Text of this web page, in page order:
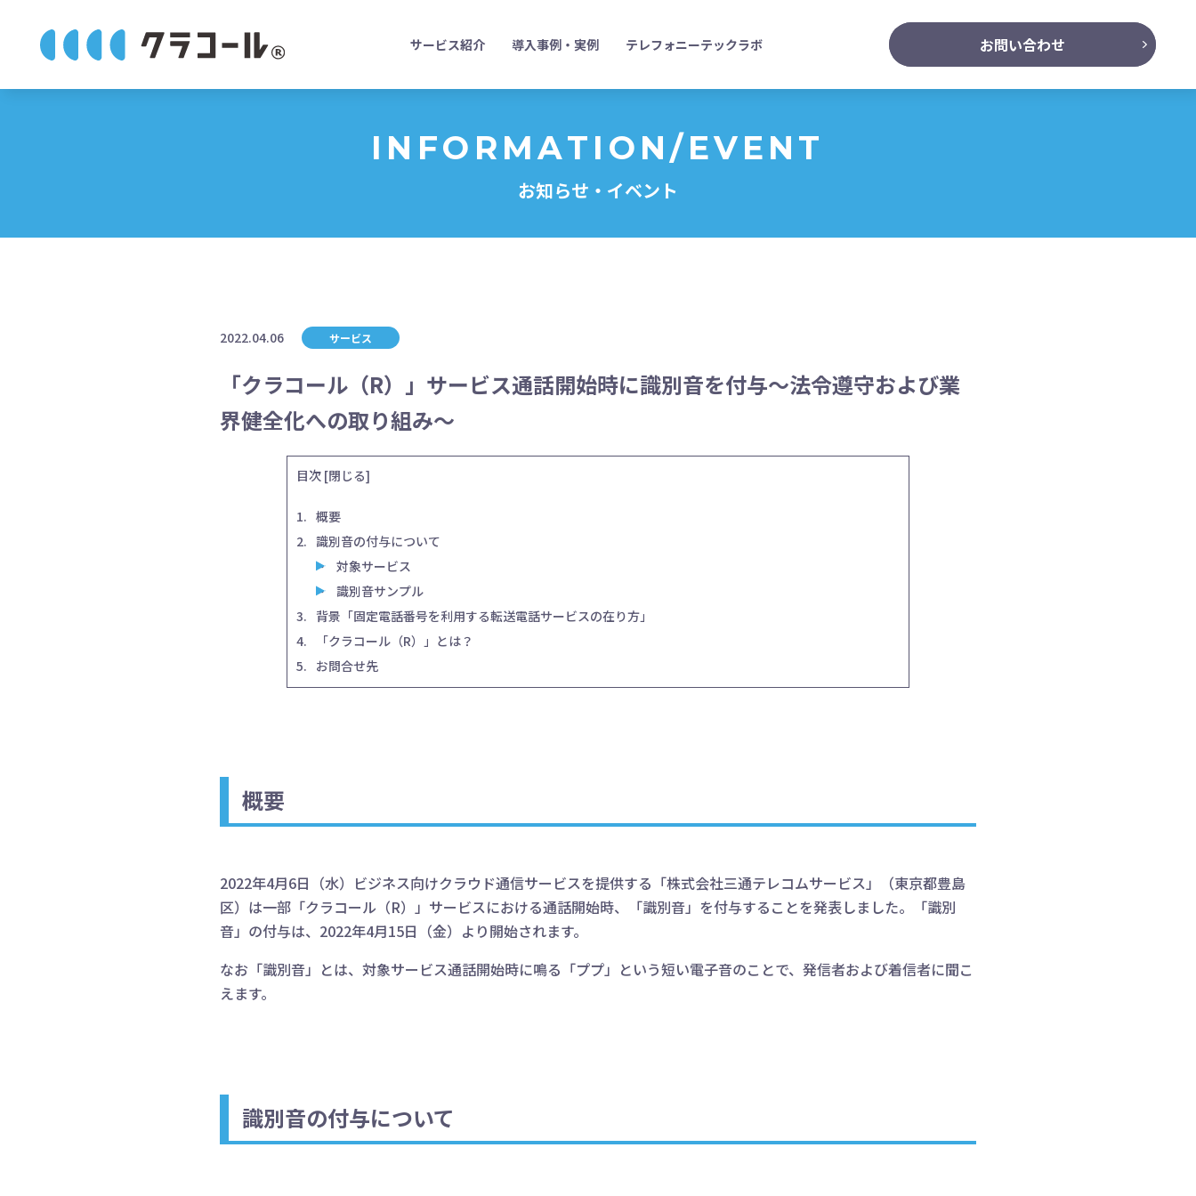
サービス紹介 導入事例・実例 テレフォニーテックラボ お問い合わせ
INFORMATION/EVENT
お知らせ・イベント
2022.04.06 サービス
「クラコール（R）」サービス通話開始時に識別音を付与～法令遵守および業
界健全化への取り組み～
目次 [閉じる]
概要
識別音の付与について
対象サービス
識別音サンプル
背景「固定電話番号を利用する転送電話サービスの在り方」
「クラコール（R）」とは？
お問合せ先
概要
2022年4月6日（水）ビジネス向けクラウド通信サービスを提供する「株式会社三通テレコムサービス」（東京都豊島
区）は一部「クラコール（R）」サービスにおける通話開始時、「識別音」を付与することを発表しました。「識別
音」の付与は、2022年4月15日（金）より開始されます。
なお「識別音」とは、対象サービス通話開始時に鳴る「ププ」という短い電子音のことで、発信者および着信者に聞こ
えます。
識別音の付与について